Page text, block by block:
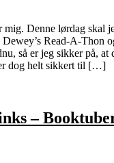
Denne lørdag skal
Dewey’s Read-A-Thon
så er jeg sikker på, at
dog helt sikkert til […]
–